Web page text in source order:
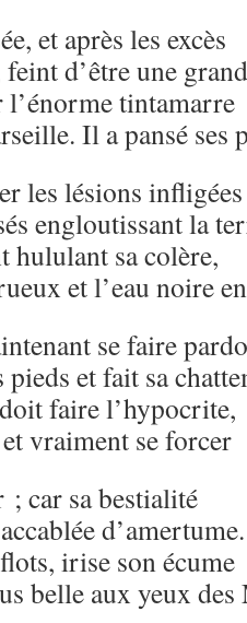
et après les excès
d’être une
l’énorme tintamarre
Il a pansé ses
les lésions infligées
engloutissant la
hululant sa colère,
et l’eau noire
se faire
pieds et fait sa
faire l’hypocrite,
vraiment se forcer
car sa bestialité
d’amertume.
irise son écume
belle aux yeux